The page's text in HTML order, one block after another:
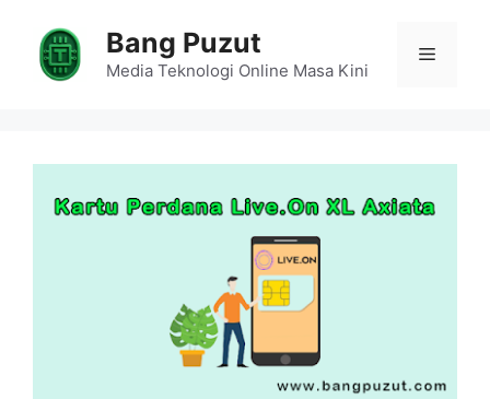
content
Bang Puzut
Media Teknologi Online Masa Kini
Menu